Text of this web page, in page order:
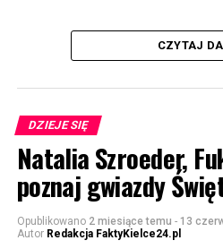
CZYTAJ
DZIEJE SIĘ
Natalia Szroeder,
poznaj gwiazdy
Opublikowano 2 miesiące temu - 13
Autor Redakcja FaktyKielce24.pl